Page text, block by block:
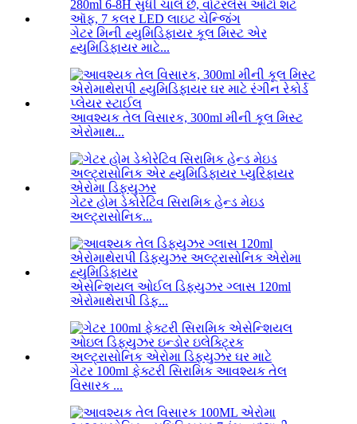
ગેટર મિની હ્યુમિડિફાયર કૂલ મિસ્ટ એર
હ્યુમિડિફાયર માટે...
આવશ્યક તેલ વિસારક, 300ml મીની કૂલ મિસ્ટ
એરોમાથ...
ગેટર હોમ ડેકોરેટિવ સિરામિક હેન્ડ મેઇડ
અલ્ટ્રાસોનિક...
એસેન્શિયલ ઓઈલ ડિફ્યુઝર ગ્લાસ 120ml
એરોમાથેરાપી ડિફ...
ગેટર 100ml ફેક્ટરી સિરામિક આવશ્યક તેલ
વિસારક ...